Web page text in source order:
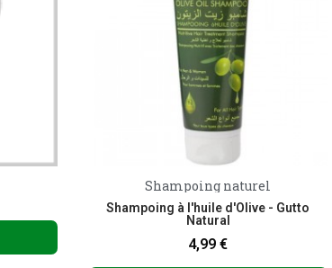
Aperçu rapide
Shampoing naturel
Shampoing à l'huile d'Olive - Gutto
Natural
4,99 €